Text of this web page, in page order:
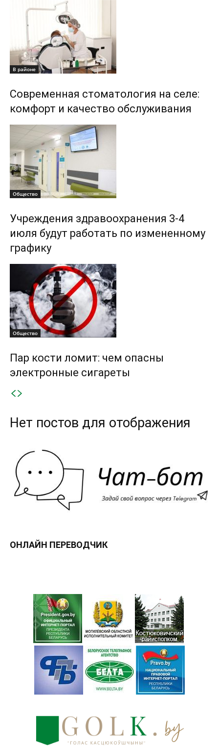
В районе
Современная стоматология на селе:
комфорт и качество обслуживания
Общество
Учреждения здравоохранения 3-4
июля будут работать по измененному
графику
Общество
Пар кости ломит: чем опасны
электронные сигареты
Нет постов для отображения
ОНЛАЙН ПЕРЕВОДЧИК